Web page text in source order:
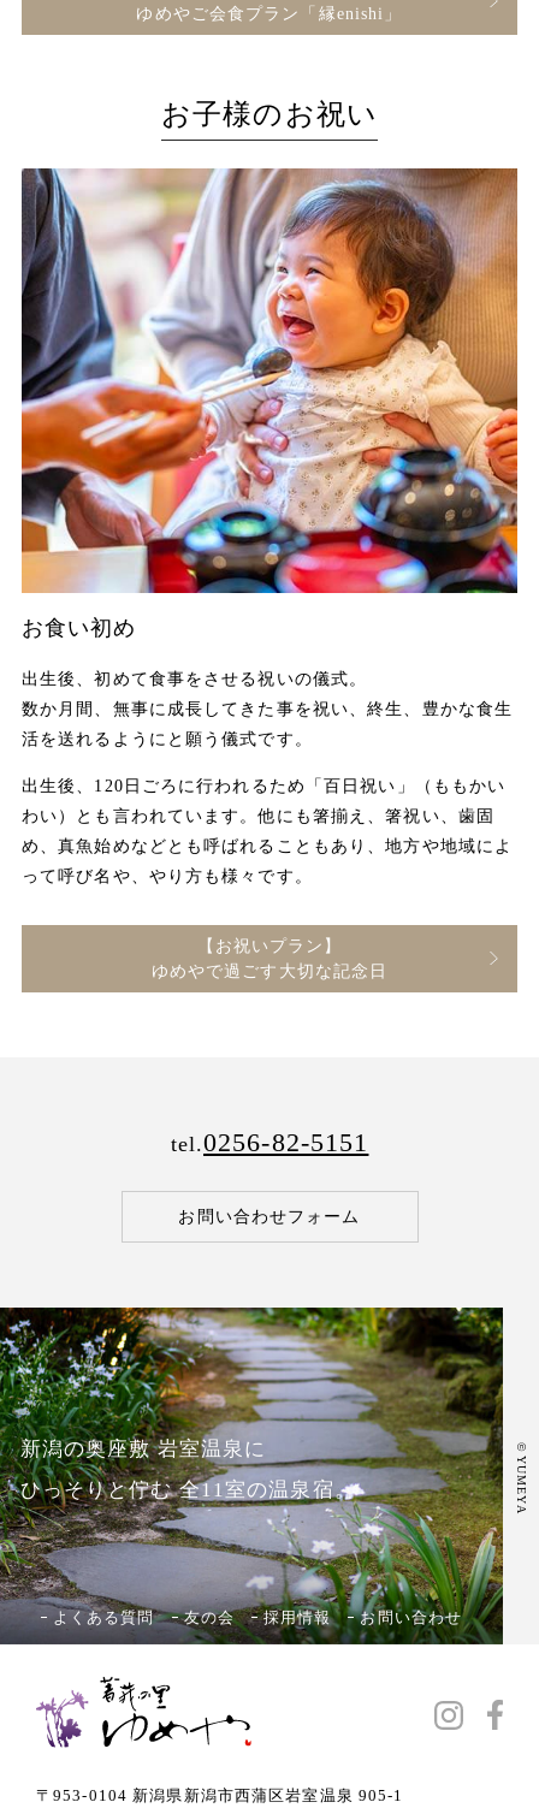
ゆめやご会食プラン「縁enishi」
お子様のお祝い
お食い初め
出生後、初めて食事をさせる祝いの儀式。
数か月間、無事に成長してきた事を祝い、終生、豊かな食生
活を送れるようにと願う儀式です。
出生後、120日ごろに行われるため「百日祝い」（ももかい
わい）とも言われています。他にも箸揃え、箸祝い、歯固
め、真魚始めなどとも呼ばれることもあり、地方や地域によ
って呼び名や、やり方も様々です。
【お祝いプラン】
ゆめやで過ごす大切な記念日
tel.0256-82-5151
お問い合わせフォーム
新潟の奥座敷 岩室温泉に
ひっそりと佇む 全11室の温泉宿。
よくある質問 友の会 採用情報 お問い合わせ
©
YUMEYA
〒953-0104 新潟県新潟市西蒲区岩室温泉 905-1